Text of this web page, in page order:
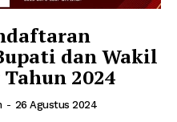
dan Wakil
2024
- 26 Agustus 2024